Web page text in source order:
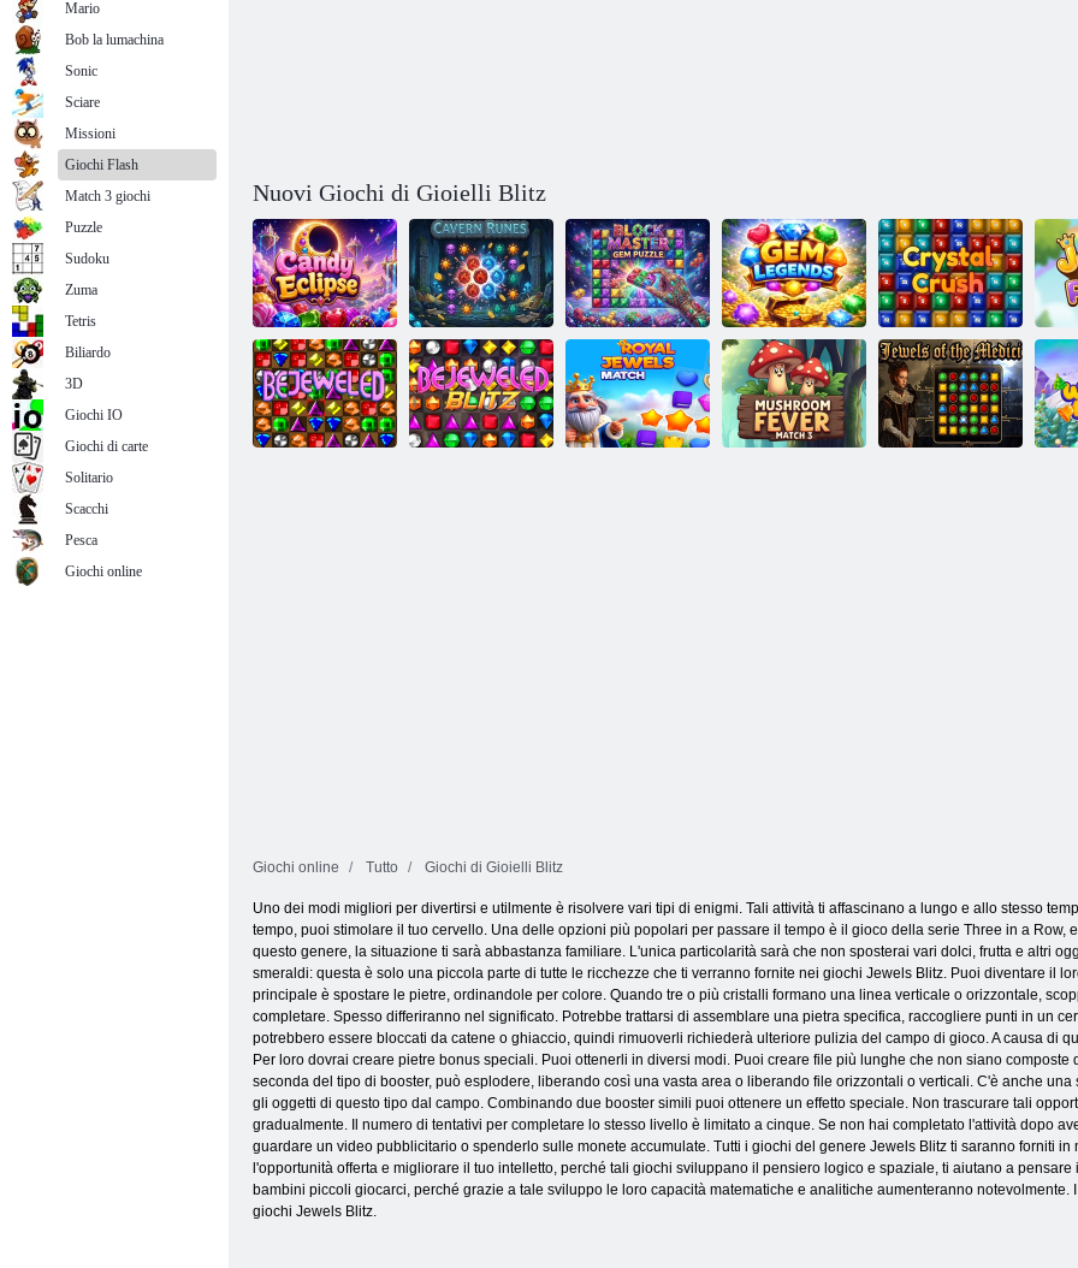
Nuovi Giochi di Gioielli Blitz
Eclissi di
caramelle
Rune della
caverna
Blocca il puzzle
della gemma
principale
Leggende delle
gemme
Schianto di
cristallo
Giochi online Tutto Giochi di Gioielli Blitz
Uno dei modi migliori per divertirsi e utilmente è risolvere vari tipi di enigmi. Tali attività ti affascinano a lungo e allo stesso
tempo, puoi stimolare il tuo cervello. Una delle opzioni più popolari per passare il tempo è il gioco della serie Three in a
questo genere, la situazione ti sarà abbastanza familiare. L'unica particolarità sarà che non sposterai vari dolci, frutta e altri
smeraldi: questa è solo una piccola parte di tutte le ricchezze che ti verranno fornite nei giochi Jewels Blitz. Puoi diventare il
principale è spostare le pietre, ordinandole per colore. Quando tre o più cristalli formano una linea verticale o orizzontale,
completare. Spesso differiranno nel significato. Potrebbe trattarsi di assemblare una pietra specifica, raccogliere punti in un
potrebbero essere bloccati da catene o ghiaccio, quindi rimuoverli richiederà ulteriore pulizia del campo di gioco. A causa di
Per loro dovrai creare pietre bonus speciali. Puoi ottenerli in diversi modi. Puoi creare file più lunghe che non siano
seconda del tipo di booster, può esplodere, liberando così una vasta area o liberando file orizzontali o verticali. C'è anche
gli oggetti di questo tipo dal campo. Combinando due booster simili puoi ottenere un effetto speciale. Non trascurare tali
gradualmente. Il numero di tentativi per completare lo stesso livello è limitato a cinque. Se non hai completato l'attività dopo
guardare un video pubblicitario o spenderlo sulle monete accumulate. Tutti i giochi del genere Jewels Blitz ti saranno forniti
l'opportunità offerta e migliorare il tuo intelletto, perché tali giochi sviluppano il pensiero logico e spaziale, ti aiutano a
bambini piccoli giocarci, perché grazie a tale sviluppo le loro capacità matematiche e analitiche aumenteranno
giochi Jewels Blitz.
Mario
Bob la lumachina
Sonic
Sciare
Missioni
Giochi Flash
Match 3 giochi
Puzzle
Sudoku
Zuma
Tetris
Biliardo
3D
Giochi IO
Giochi di carte
Solitario
Scacchi
Pesca
Giochi online